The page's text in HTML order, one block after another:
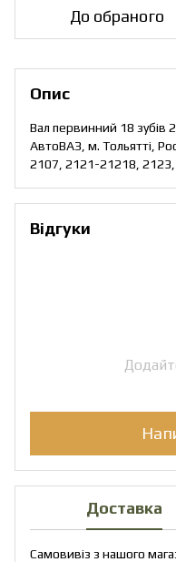
До обраного
Опис
Вал первинний 18
АвтоВАЗ, м. Тольятті,
2107, 2121-21218, 2123,
Відгуки
Доставка
Самовивіз з нашого